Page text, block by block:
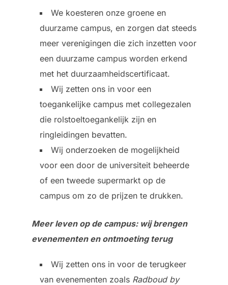
We koesteren onze groene en
duurzame campus, en zorgen dat steeds
meer verenigingen die zich inzetten voor
een duurzame campus worden erkend
met het duurzaamheidscertificaat.
Wij zetten ons in voor een
toegankelijke campus met collegezalen
die rolstoeltoegankelijk zijn en
ringleidingen bevatten.
Wij onderzoeken de mogelijkheid
voor een door de universiteit beheerde
of een tweede supermarkt op de
campus om zo de prijzen te drukken.
Meer leven op de campus: wij brengen
evenementen en ontmoeting terug
Wij zetten ons in voor de terugkeer
van evenementen zoals Radboud by